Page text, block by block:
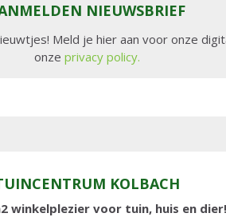
NIEUWSBRIEF
Meld je hier aan voor onze
onze privacy policy.
KOLBACH
winkelplezier voor tuin, huis en dier!